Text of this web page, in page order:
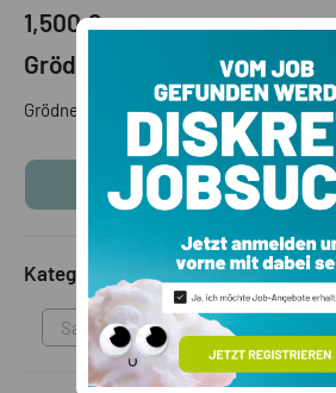
1,500 €
Grödner Tracht Portrait
Grödner Tracht Portrait Malerei von
KONTAKTINFOS
Kategorie
Sammlungen & Antikes